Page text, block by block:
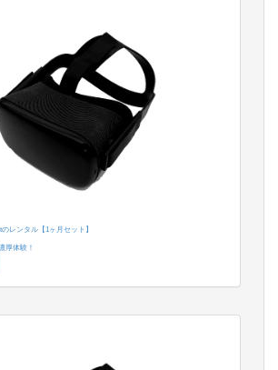
のレンタル【1ヶ月セット】
厚体験！